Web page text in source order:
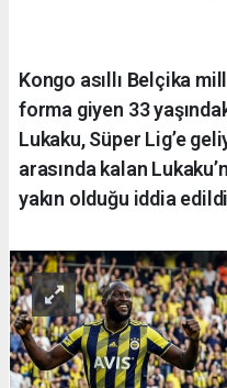
Kongo asıllı Belçika
forma giyen 33
Lukaku, Süper Lig’e
arasında kalan
yakın olduğu iddia